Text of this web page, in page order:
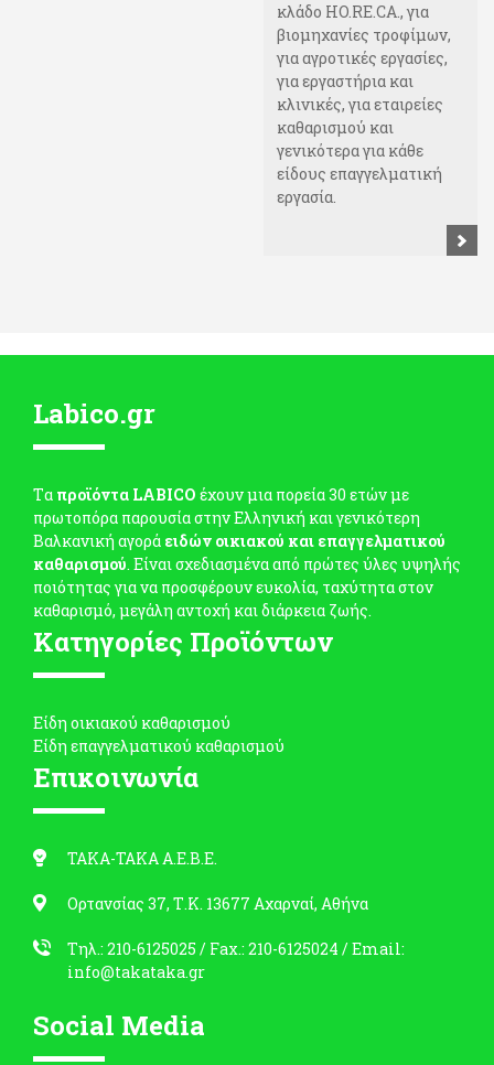
κλάδο HO.RE.CA., για
βιομηχανίες τροφίμων,
για αγροτικές εργασίες,
για εργαστήρια και
κλινικές, για εταιρείες
καθαρισμού και
γενικότερα για κάθε
είδους επαγγελματική
εργασία.
Labico.gr
Tα προϊόντα LABICO έχουν μια πορεία 30 ετών με
πρωτοπόρα παρουσία στην Ελληνική και γενικότερη
Βαλκανική αγορά ειδών οικιακού και επαγγελματικού
καθαρισμού. Είναι σχεδιασμένα από πρώτες ύλες υψηλής
ποιότητας για να προσφέρουν ευκολία, ταχύτητα στον
καθαρισμό, μεγάλη αντοχή και διάρκεια ζωής.
Κατηγορίες Προϊόντων
Είδη οικιακού καθαρισμού
Είδη επαγγελματικού καθαρισμού
Επικοινωνία
ΤΑΚΑ-ΤΑΚΑ Α.Ε.Β.Ε.
Ορτανσίας 37, Τ.Κ. 13677 Αχαρναί, Αθήνα
Τηλ.: 210-6125025 / Fax.: 210-6125024 /Email:
info@takataka.gr
Social Media